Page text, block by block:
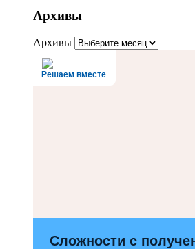
Архивы
Архивы
Решаем вместе
Сложности с